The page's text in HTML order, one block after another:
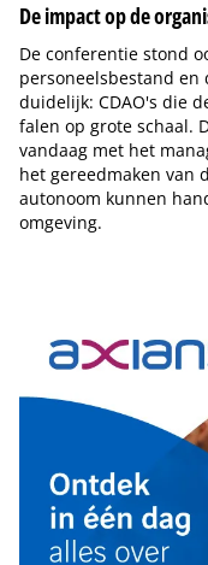
De impact op de
De conferentie stond
personeelsbestand en
duidelijk: CDAO's die
falen op grote schaal.
vandaag met het
het gereedmaken van
autonoom kunnen
omgeving.